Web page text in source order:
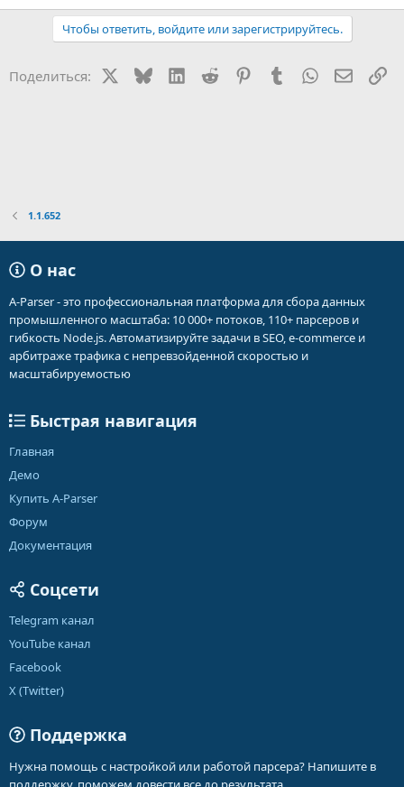
Чтобы ответить, войдите или зарегистрируйтесь.
Поделиться: BlueskyLinkedIn
Reddit PinterestTumblr WhatsApp
1.1.652
О нас
A-Parser - это профессиональная платформа для сбора данных
промышленного масштаба: 10 000+ потоков, 110+ парсеров и
гибкость Node.js. Автоматизируйте задачи в SEO, e-commerce и
арбитраже трафика с непревзойденной скоростью и
масштабируемостью
Быстрая навигация
Главная
Демо
Купить A-Parser
Форум
Документация
Соцсети
Telegram канал
YouTube канал
Facebook
X (Twitter)
Поддержка
Нужна помощь с настройкой или работой парсера? Напишите в